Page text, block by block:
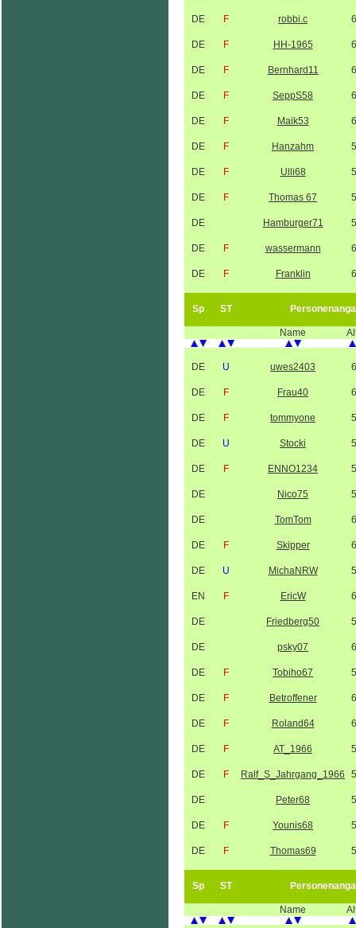
DE F robbi.c
DE F HH-1965
DE F Bernhard11
DE F SeppS58
DE F Maik53
DE F Hanzahm
DE F Ulli68
DE F Thomas 67
DE Hamburger71
DE F wassermann
DE F Franklin
Sp ST
Name
DE U uwes2403
DE F Frau40
DE F tommyone
DE U Stocki
DE F ENNO1234
DE Nico75
DE TomTom
DE F Skipper
DE U MichaNRW
EN F EricW
DE Friedberg50
DE psky07
DE F Tobiho67
DE F Betroffener
DE F Roland64
DE F AT_1966
DE F Ralf_S_Jahrgang_1966
DE Peter68
DE F Younis68
DE F Thomas69
Sp ST
Name